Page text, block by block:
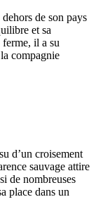
de son pays
et sa
il a su
compagnie
d’un croisement
sauvage attire
de nombreuses
place dans un